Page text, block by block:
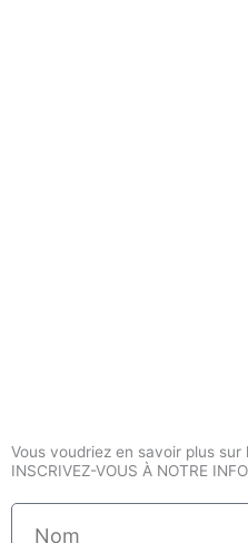
Vous voudriez en savoir plus sur
INSCRIVEZ-VOUS À NOTRE